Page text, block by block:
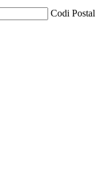
Codi Postal